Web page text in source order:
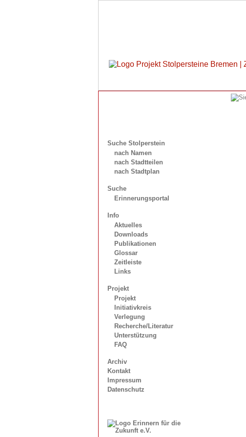
Suche Stolperstein
nach Namen
nach Stadtteilen
nach Stadtplan
Suche
Erinnerungsportal
Info
Aktuelles
Downloads
Publikationen
Glossar
Zeitleiste
Links
Projekt
Projekt
Initiativkreis
Verlegung
Recherche/Literatur
Unterstützung
FAQ
Archiv
Kontakt
Impressum
Datenschutz